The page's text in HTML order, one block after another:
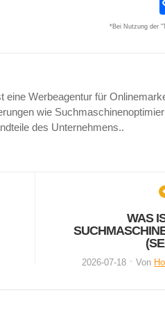
*Bei Nutzung der
eine Werbeagentur für
wie
des Unternehmens..
WAS
2026-07-18 Von